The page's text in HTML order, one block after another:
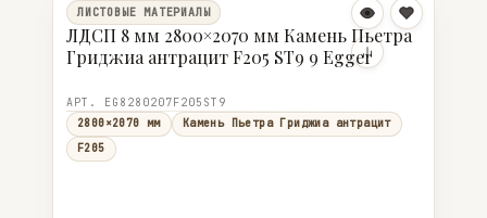
ЛИСТОВЫЕ МАТЕРИАЛЫ
ЛДСП 8 мм 2800×2070 мм Камень Пьетра
Гриджиа антрацит F205 ST9 9 Egger
АРТ. EG8280207F205ST9
2800×2070 мм
Камень Пьетра Гриджиа антрацит
F205